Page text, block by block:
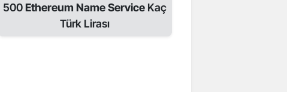
500Ethereum Name Service Kaç
Türk Lirası